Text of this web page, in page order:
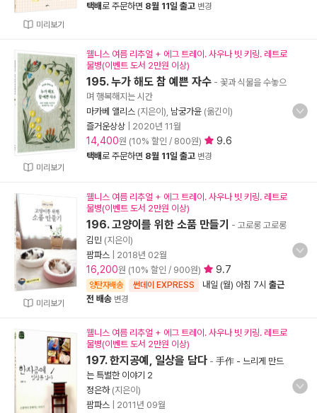
미리보기
택배로 주문하면 8월 11일 출고 변경
미리보기
웰니스 여름 리추얼 + 에그 트레이. 사우나 빗 키링. 레트로
물병(이벤트 도서 2만원 이상)
195. 누가 해도 참 예쁜 자수 - 꽃과 식물을 수놓으
며 행복해지는 시간
마카베 앨리스 (지은이), 남궁가윤 (옮긴이)
즐거운상상
2020년 11월
14,400원 (10% 할인 / 800원) 9.6
택배로 주문하면 8월 11일 출고 변경
미리보기
웰니스 여름 리추얼 + 에그 트레이. 사우나 빗 키링. 레트로
물병(이벤트 도서 2만원 이상)
196. 고양이를 위한 소품 만들기
- 고로롱 고로롱
김민 (지은이)
팜파스
2018년 02월
16,200원 (10% 할인 / 900원) 9.7
양탄자배송 썬데이 EXPRESS 내일 (월) 아침 7시 출근
전 배송 변경
웰니스 여름 리추얼 + 에그 트레이. 사우나 빗 키링. 레트로
물병(이벤트 도서 2만원 이상)
197. 한지공예, 일상을 담다 - 手作 - 느리게 만드
는 특별한 이야기 2
정은하(지은이)
팜파스
2011년 09월